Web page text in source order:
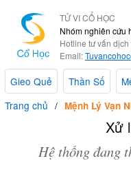
TỬ VI CỔ HỌC
Nhóm nghiên cứu
Hotline tư vấn dịch
Email:
Gieo Quẻ Thần Số
Trang chủ
Mệnh Lý Vạn
Xử
Hệ thống đang